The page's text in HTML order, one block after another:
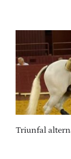
Triunfal